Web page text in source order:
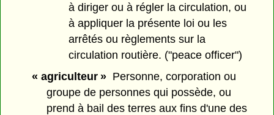
à diriger ou à régler la circulation, ou
à appliquer la présente loi ou les
arrêtés ou règlements sur la
circulation routière. ("peace officer")
« agriculteur »Personne, corporation ou
groupe de personnes qui possède, ou
prend à bail des terres aux fins d'une des